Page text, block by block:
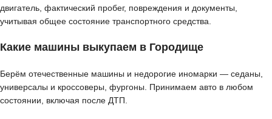
двигатель, фактический пробег, повреждения и документы,
учитывая общее состояние транспортного средства.
Какие машины выкупаем в Городище
Берём отечественные машины и недорогие иномарки — седаны,
универсалы и кроссоверы, фургоны. Принимаем авто в любом
состоянии, включая после ДТП.